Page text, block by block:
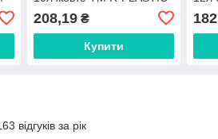
208,19₴
Купити
відгуків за рік